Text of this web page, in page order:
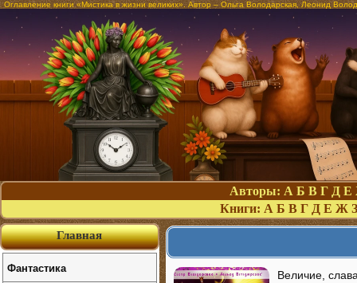
Оглавление книги «Мистика в жизни великих». Автор – Ольга Володарская, Леонид
Авторы: А Б В Г Д Е
Книги: А Б В Г Д Е Ж З
Величие,
Главная
Фантастика